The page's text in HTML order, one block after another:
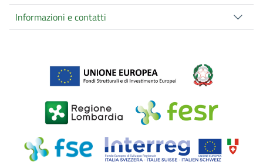
Informazioni e contatti